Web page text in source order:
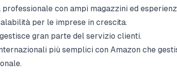
professionale con ampi magazzini ed
per le imprese in crescita.
gran parte del servizio clienti.
più semplici con Amazon che